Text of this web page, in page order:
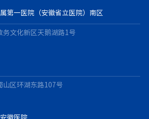
第一医院（安徽省立医院）南区
务文化新区天鹅湖路1号
山区环湖东路107号